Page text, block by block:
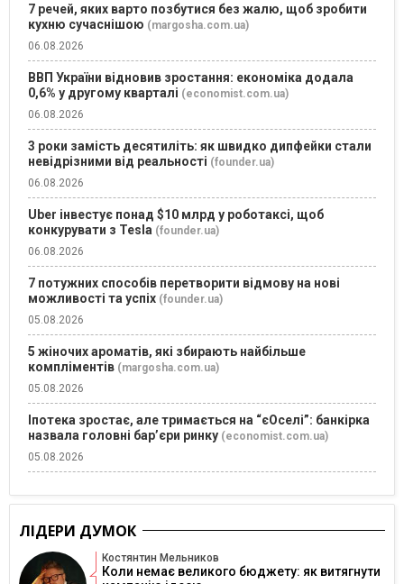
7 речей, яких варто позбутися без жалю, щоб зробити
кухню сучаснішою (margosha.com.ua)
06.08.2026
ВВП України відновив зростання: економіка додала
0,6% у другому кварталі (economist.com.ua)
06.08.2026
3 роки замість десятиліть: як швидко дипфейки стали
невідрізними від реальності (founder.ua)
06.08.2026
Uber інвестує понад $10 млрд у роботаксі, щоб
конкурувати з Tesla (founder.ua)
06.08.2026
7 потужних способів перетворити відмову на нові
можливості та успіх (founder.ua)
05.08.2026
5 жіночих ароматів, які збирають найбільше
компліментів (margosha.com.ua)
05.08.2026
Іпотека зростає, але тримається на “єОселі”: банкірка
назвала головні бар’єри ринку (economist.com.ua)
05.08.2026
ЛІДЕРИ ДУМОК
Костянтин Мельников
Коли немає великого бюджету: як витягнути